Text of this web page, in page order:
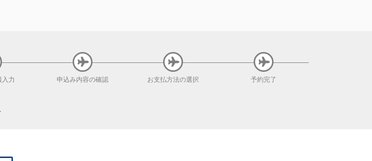
入力 申込み内容の確認 お支払方法の選択 予約完了